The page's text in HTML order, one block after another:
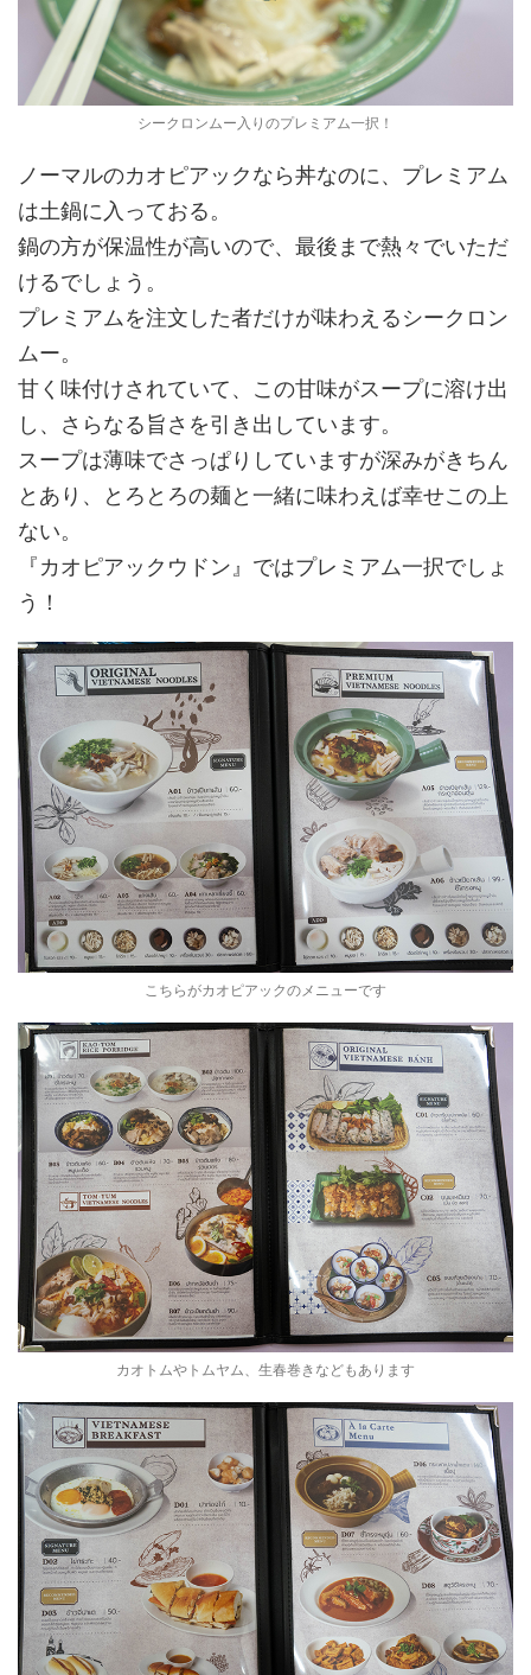
シークロンムー入りのプレミアム一択！
ノーマルのカオピアックなら丼なのに、プレミアム
は土鍋に入っておる。
鍋の方が保温性が高いので、最後まで熱々でいただ
けるでしょう。
プレミアムを注文した者だけが味わえるシークロン
ムー。
甘く味付けされていて、この甘味がスープに溶け出
し、さらなる旨さを引き出しています。
スープは薄味でさっぱりしていますが深みがきちん
とあり、とろとろの麺と一緒に味わえば幸せこの上
ない。
『カオピアックウドン』ではプレミアム一択でしょ
う！
こちらがカオピアックのメニューです
カオトムやトムヤム、生春巻きなどもあります